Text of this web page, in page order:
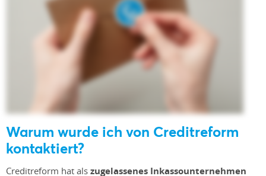
Warum wurde ich von Creditreform
kontaktiert?
Creditreform hat als zugelassenes Inkassounternehmen